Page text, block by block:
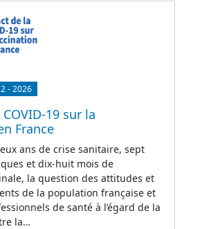
-2026
19 sur la
France
ans de crise sanitaire, sept
et dix-huit mois de
la question des attitudes et
de la population française et
de santé à l’égard de la
la…